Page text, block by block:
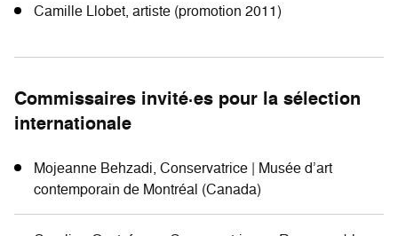
Camille Llobet, artiste (promotion 2011)
Commissaires invité·es pour la sélection
internationale
Mojeanne Behzadi, Conservatrice | Musée d’art
contemporain de Montréal (Canada)